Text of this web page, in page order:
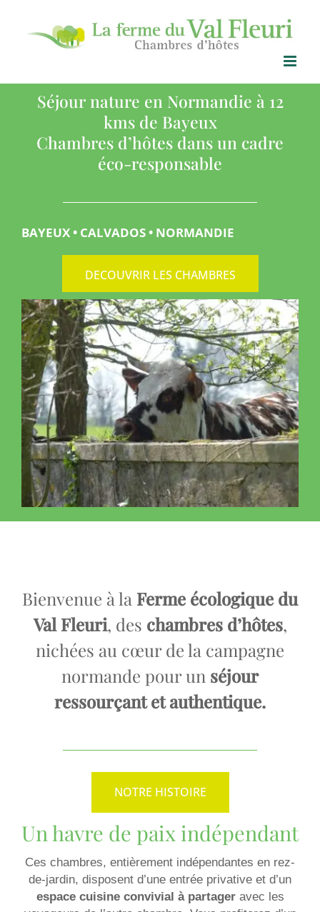
content
Séjour nature en Normandie à 12
kms de Bayeux
Chambres d’hôtes dans un cadre
éco-responsable
BAYEUX • CALVADOS • NORMANDIE
DECOUVRIR LES CHAMBRES
Bienvenue à la Ferme écologique du
Val Fleuri, des chambres d’hôtes,
nichées au cœur de la campagne
normande pour un séjour
ressourçant et authentique.
NOTRE HISTOIRE
Un havre de paix indépendant
Ces chambres, entièrement indépendantes en rez-
de-jardin, disposent d’une entrée privative et d’un
espace cuisine convivial à partageravec les